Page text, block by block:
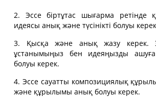
2. Эссе біртұтас шығарма ретінде
идеясы анық және түсінікті болуы
3. Қысқа және анық жазу керек.
ұстанымыңыз бен идеяңызды ашуға
болуы керек.
4. Эссе сауатты композициялық
және құрылымы анық болуы керек.